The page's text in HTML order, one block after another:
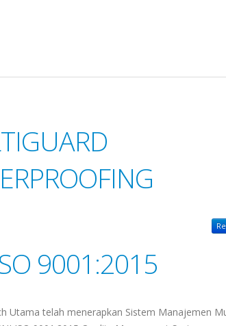
9001:2015
Utama telah menerapkan Sistem Manajemen